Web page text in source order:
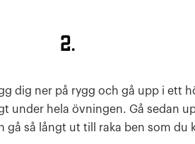
2.
dig ner på rygg och gå upp i ett
under hela övningen. Gå sedan
gå så långt ut till raka ben som du